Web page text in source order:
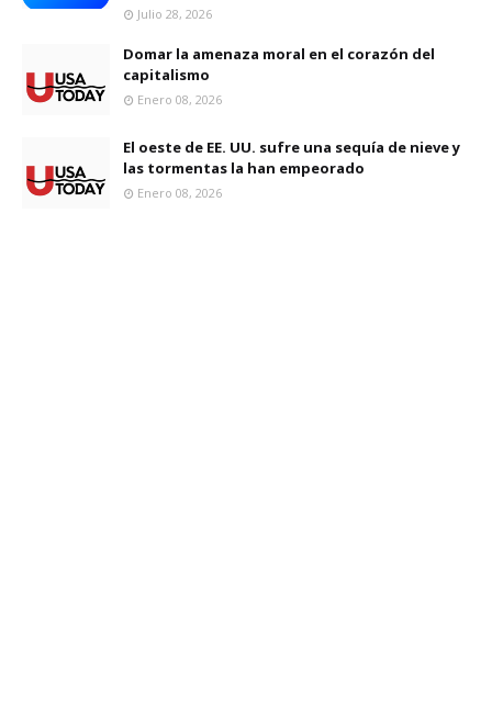
Julio 28, 2026
Domar la amenaza moral en el corazón del
capitalismo
Enero 08, 2026
El oeste de EE. UU. sufre una sequía de nieve y
las tormentas la han empeorado
Enero 08, 2026